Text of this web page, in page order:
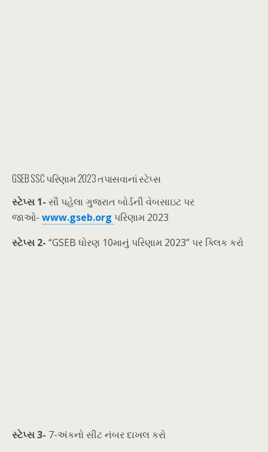
GSEB SSC પરિણામ 2023 તપાસવાનાં સ્ટેપ્સ
સ્ટેપ્સ 1- સૌ પહેલા ગુજરાત બોર્ડની વેબસાઇટ પર
જાઓ- www.gseb.org પરિણામ 2023
સ્ટેપ્સ 2- “GSEB ધોરણ 10માનું પરિણામ 2023” પર ક્લિક કરો
સ્ટેપ્સ 3- 7-અંકનો સીટ નંબર દાખલ કરો